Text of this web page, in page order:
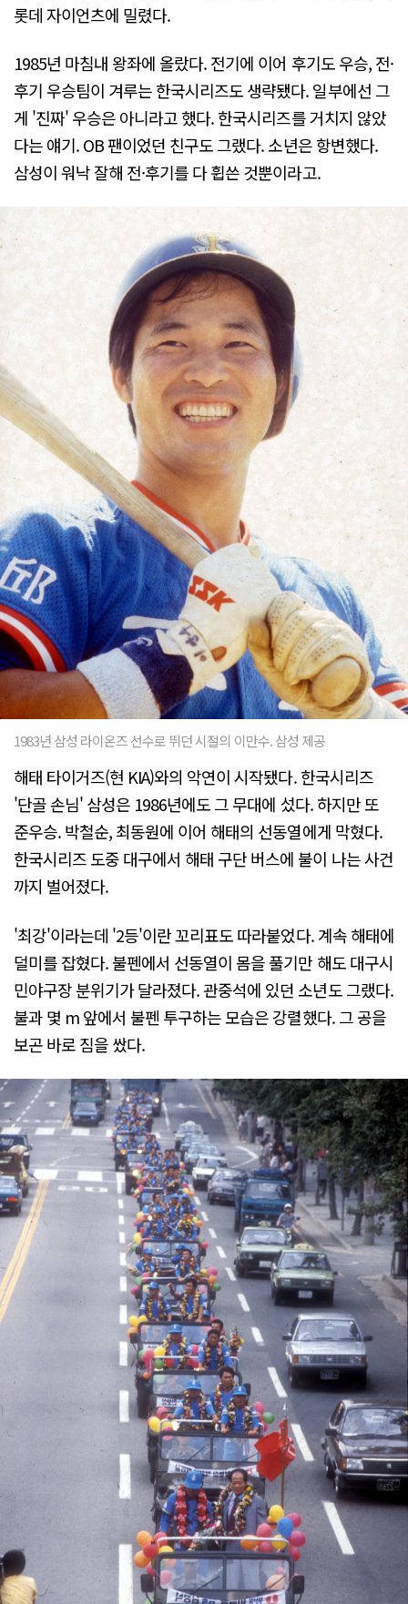
롯데 자이언츠에 밀렸다.
1985년 마침내 왕좌에 올랐다. 전기에 이어 후기도 우승, 전·
후기 우승팀이 겨루는 한국시리즈도 생략됐다. 일부에선 그
게 '진짜' 우승은 아니라고 했다. 한국시리즈를 거치지 않았
다는 얘기. OB 팬이었던 친구도 그랬다. 소년은 항변했다.
삼성이 워낙 잘해 전·후기를 다 휩쓴 것뿐이라고.
1983년 삼성 라이온즈 선수로 뛰던 시절의 이만수. 삼성 제공
해태 타이거즈(현 KIA)와의 악연이 시작됐다. 한국시리즈
'단골 손님' 삼성은 1986년에도 그 무대에 섰다. 하지만 또
준우승. 박철순, 최동원에 이어 해태의 선동열에게 막혔다.
한국시리즈 도중 대구에서 해태 구단 버스에 불이 나는 사건
까지 벌어졌다.
'최강'이라는데 '2등'이란 꼬리표도 따라붙었다. 계속 해태에
덜미를 잡혔다. 불펜에서 선동열이 몸을 풀기만 해도 대구시
민야구장 분위기가 달라졌다. 관중석에 있던 소년도 그랬다.
불과 몇 m 앞에서 불펜 투구하는 모습은 강렬했다. 그 공을
보곤 바로 짐을 쌌다.